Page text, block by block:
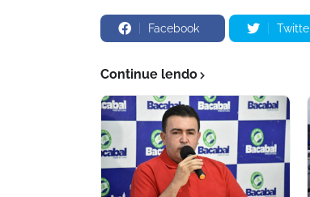
Facebook
Continue lendo